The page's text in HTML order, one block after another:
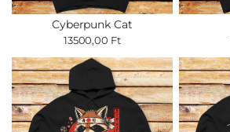
Cyberpunk Cat
13500,00 Ft